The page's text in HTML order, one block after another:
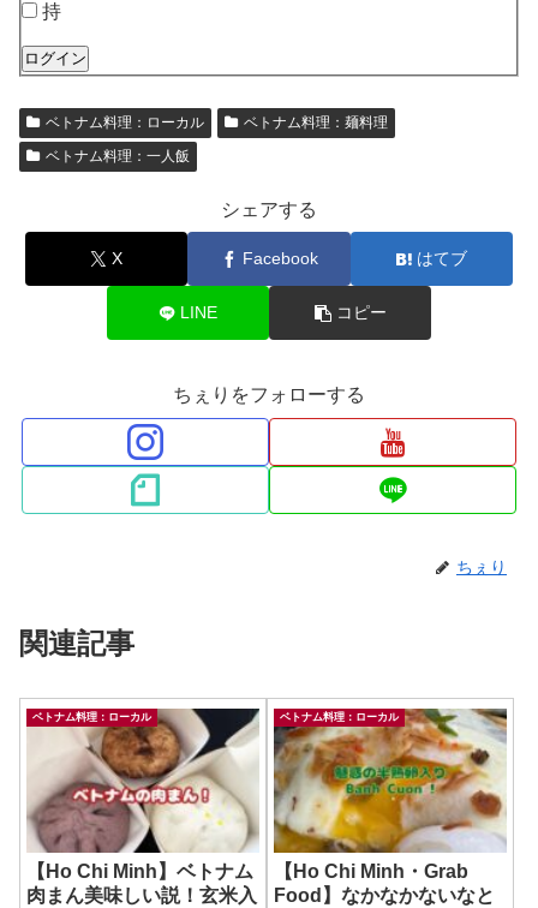
持
ログイン
ベトナム料理：ローカル
ベトナム料理：麺料理
ベトナム料理：一人飯
シェアする
X Facebook はてブ
LINE コピー
ちぇりをフォローする
ちぇり
関連記事
ベトナム料理：ローカル
【Ho Chi Minh】ベトナム
肉まん美味しい説！玄米入
ベトナム料理：ローカル
【Ho Chi Minh・Grab
Food】なかなかないなと